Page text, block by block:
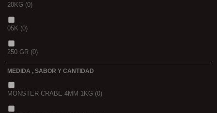
20KG (0)
05K (0)
250 GR (0)
MEDIDA , SABOR Y CANTIDAD
MONSTER CRABE 4MM 1KG (0)